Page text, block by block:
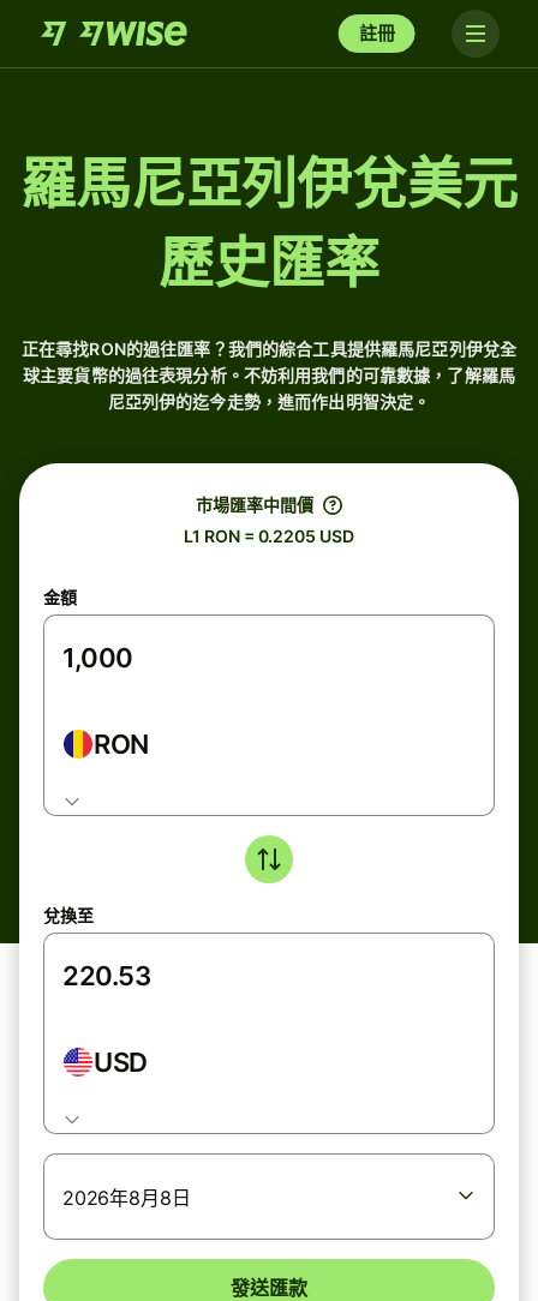
註冊
羅馬尼亞列伊兌美元
歷史匯率
正在尋找RON的過往匯率？我們的綜合工具提供羅馬尼亞列伊兌全
球主要貨幣的過往表現分析。不妨利用我們的可靠數據，了解羅馬
尼亞列伊的迄今走勢，進而作出明智決定。
市場匯率中間價
L1 RON = 0.2205 USD
金額
RON
兌換至
USD
2026年8月8日
發送匯款